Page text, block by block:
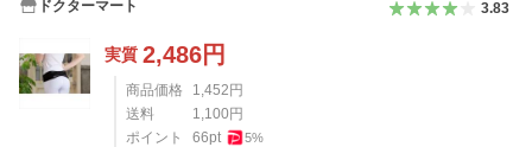
ドクターマート 3.83
実質 2,486円
商品価格 1,452 円
送料
1,100 円
ポイント
66pt 5%